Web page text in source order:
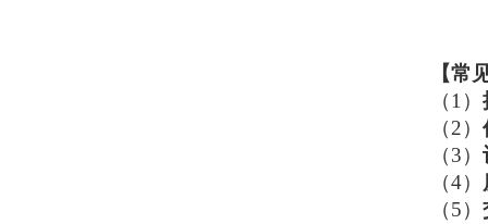
【常
（1）
（2）
（3）
（4）
（5）